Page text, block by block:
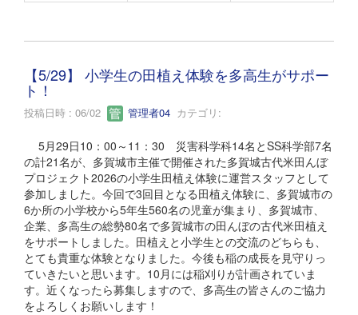
【5/29】 小学生の田植え体験を多高生がサポー
ト！
投稿日時 : 06/02 管理者04 カテゴリ:
5月29日10：00～11：30 災害科学科14名とSS科学部7名
の計21名が、多賀城市主催で開催された多賀城古代米田んぼ
プロジェクト2026の小学生田植え体験に運営スタッフとして
参加しました。今回で3回目となる田植え体験に、多賀城市の
6か所の小学校から5年生560名の児童が集まり、多賀城市、
企業、多高生の総勢80名で多賀城市の田んぼの古代米田植え
をサポートしました。田植えと小学生との交流のどちらも、
とても貴重な体験となりました。今後も稲の成長を見守りっ
ていきたいと思います。10月には稲刈りが計画されていま
す。近くなったら募集しますので、多高生の皆さんのご協力
をよろしくお願いします！